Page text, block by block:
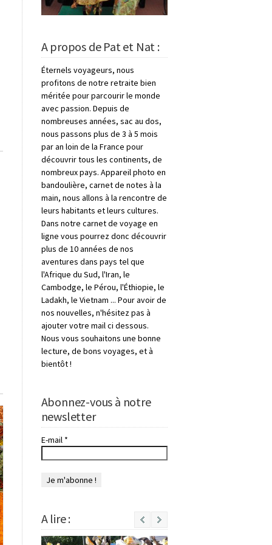
A propos de Pat et Nat :
Éternels voyageurs, nous
profitons de notre retraite bien
méritée pour parcourir le monde
avec passion. Depuis de
nombreuses années, sac au dos,
nous passons plus de 3 à 5 mois
par an loin de la France pour
découvrir tous les continents, de
nombreux pays. Appareil photo en
bandoulière, carnet de notes à la
main, nous allons à la rencontre de
leurs habitants et leurs cultures.
Dans notre carnet de voyage en
ligne vous pourrez donc découvrir
plus de 10 années de nos
aventures dans pays tel que
l'Afrique du Sud, l'Iran, le
Cambodge, le Pérou, l'Éthiopie, le
Ladakh, le Vietnam ... Pour avoir de
nos nouvelles, n'hésitez pas à
ajouter votre mail ci dessous.
Nous vous souhaitons une bonne
lecture, de bons voyages, et à
bientôt !
Abonnez-vous à notre
newsletter
E-mail *
A lire :
Next